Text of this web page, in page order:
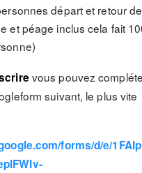
départ et retour de
et péage inclus cela fait
vous pouvez
suivant, le plus vite
forms/d/e/